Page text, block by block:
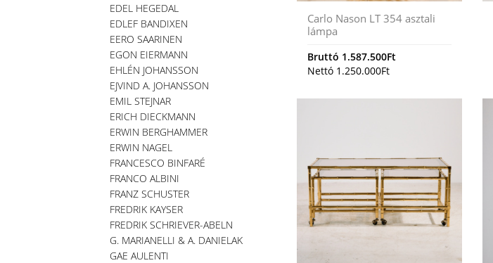
EDEL HEGEDAL
EDLEF BANDIXEN
EERO SAARINEN
EGON EIERMANN
EHLÉN JOHANSSON
EJVIND A. JOHANSSON
EMIL STEJNAR
ERICH DIECKMANN
ERWIN BERGHAMMER
ERWIN NAGEL
FRANCESCO BINFARÉ
FRANCO ALBINI
FRANZ SCHUSTER
FREDRIK KAYSER
FREDRIK SCHRIEVER-ABELN
G. MARIANELLI & A. DANIELAK
GAE AULENTI
Carlo Nason LT 354 asztali
lámpa
Bruttó 1.587.500Ft
Nettó 1.250.000Ft